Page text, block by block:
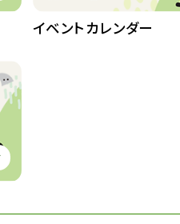
83
6
イベントカレンダー